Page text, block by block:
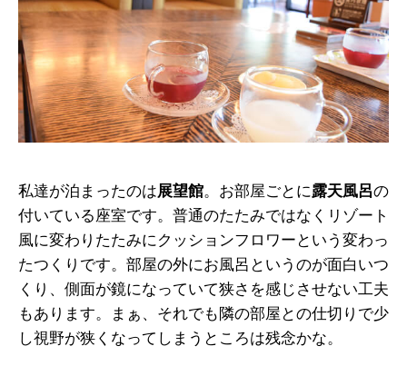
私達が泊まったのは展望館。お部屋ごとに露天風呂の
付いている座室です。普通のたたみではなくリゾート
風に変わりたたみにクッションフロワーという変わっ
たつくりです。部屋の外にお風呂というのが面白いつ
くり、側面が鏡になっていて狭さを感じさせない工夫
もあります。まぁ、それでも隣の部屋との仕切りで少
し視野が狭くなってしまうところは残念かな。